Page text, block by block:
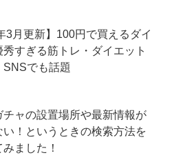
3月更新】100円で買えるダイ
秀すぎる筋トレ・ダイエット
SNSでも話題
チャの設置場所や最新情報が
い！というときの検索方法を
ました！